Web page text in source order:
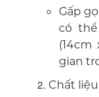
Gấp
có
(14cm
gian
Chất